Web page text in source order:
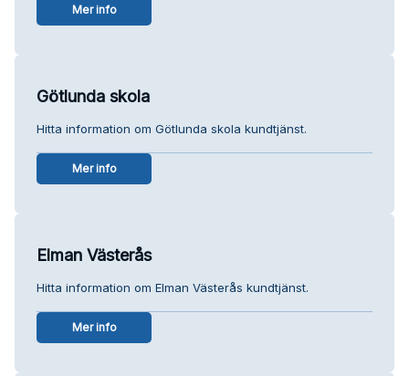
Mer info
Götlunda skola
Hitta information om Götlunda skola kundtjänst.
Mer info
Elman Västerås
Hitta information om Elman Västerås kundtjänst.
Mer info